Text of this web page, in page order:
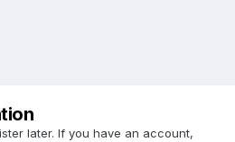
later. If you have an account,